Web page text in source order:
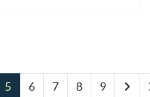
5 6 7 8 9